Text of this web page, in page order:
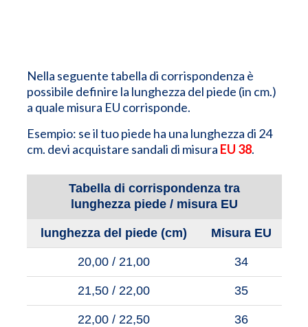
Nella seguente tabella di corrispondenza è
possibile definire la lunghezza del piede (in cm.)
a quale misura EU corrisponde.
Esempio: se il tuo piede ha una lunghezza di 24
cm. devi acquistare sandali di misura EU 38.
Tabella di corrispondenza tra
lunghezza piede / misura EU
lunghezza del piede (cm) Misura EU
20,00 / 21,00 34
21,50 / 22,00 35
22,00 / 22,50 36